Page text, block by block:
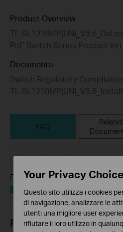
Product Overview
TL-
PoE Switch Series Product
Documento
Switch Regulatory Compliance
TL-
FAQ
Related
Feature Filter:
Tutto
Troubleshooting
FAQs
Your Privacy
Questo sito utilizza i cookies
di navigazione, analizzare le
utenti una migliore user
rifiutare il loro utilizzo in